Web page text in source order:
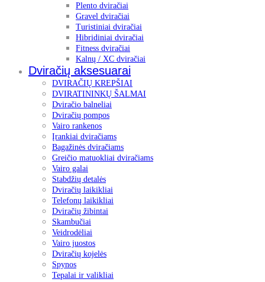
Plento dviračiai
Gravel dviračiai
Turistiniai dviračiai
Hibridiniai dviračiai
Fitness dviračiai
Kalnų / XC dviračiai
Dviračių aksesuarai
DVIRAČIŲ KREPŠIAI
DVIRATININKŲ ŠALMAI
Dviračio balneliai
Dviračių pompos
Vairo rankenos
Įrankiai dviračiams
Bagažinės dviračiams
Greičio matuokliai dviračiams
Vairo galai
Stabdžių detalės
Dviračių laikikliai
Telefonų laikikliai
Dviračių žibintai
Skambučiai
Veidrodėliai
Vairo juostos
Dviračių kojelės
Spynos
Tepalai ir valikliai